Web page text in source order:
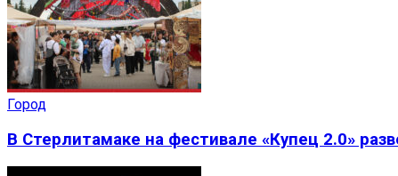
Город
В Стерлитамаке на фестивале «Купец 2.0»